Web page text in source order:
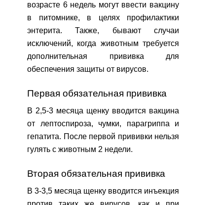
возрасте 6 недель могут ввести вакцину
в питомнике, в целях профилактики
энтерита. Также, бывают случаи
исключений, когда животным требуется
дополнительная прививка для
обеспечения защиты от вирусов.
Первая обязательная прививка
В 2,5-3 месяца щенку вводится вакцина
от лептоспироза, чумки, парагриппа и
гепатита. После первой прививки нельзя
гулять с животным 2 недели.
Вторая обязательная прививка
В 3-3,5 месяца щенку вводится инъекция